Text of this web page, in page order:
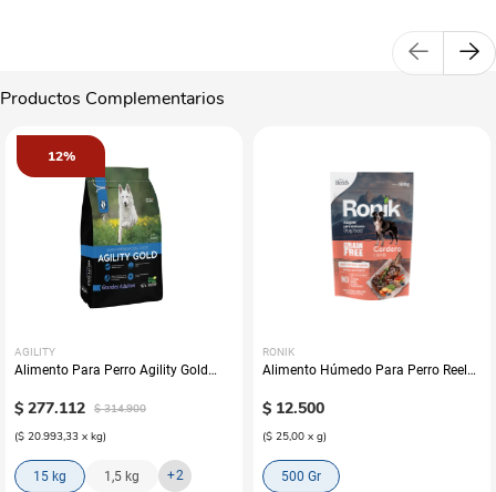
Productos Complementarios
12%
AGILITY
Alimento Para Perro Agility Gold
$ 277.112 $ 314.900
($ 20.993,33 x kg)
15 kg 1,5 kg +2
RONIK
Alimento Húmedo Para Perro Reelds
$ 12.500
($ 25,00 x g)
500 Gr